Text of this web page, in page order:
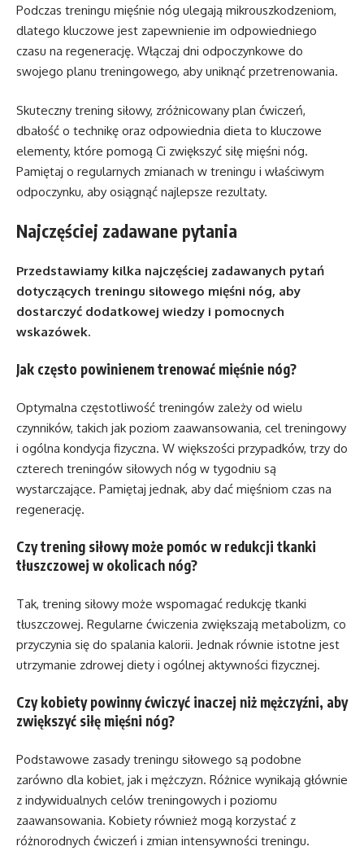
Podczas treningu mięśnie nóg ulegają mikrouszkodzeniom,
dlatego kluczowe jest zapewnienie im odpowiedniego
czasu na regenerację. Włączaj dni odpoczynkowe do
swojego planu treningowego, aby uniknąć przetrenowania.
Skuteczny trening siłowy, zróżnicowany plan ćwiczeń,
dbałość o technikę oraz odpowiednia dieta to kluczowe
elementy, które pomogą Ci zwiększyć siłę mięśni nóg.
Pamiętaj o regularnych zmianach w treningu i właściwym
odpoczynku, aby osiągnąć najlepsze rezultaty.
Najczęściej zadawane pytania
Przedstawiamy kilka najczęściej zadawanych pytań
dotyczących treningu siłowego mięśni nóg, aby
dostarczyć dodatkowej wiedzy i pomocnych
wskazówek.
Jak często powinienem trenować mięśnie nóg?
Optymalna częstotliwość treningów zależy od wielu
czynników, takich jak poziom zaawansowania, cel treningowy
i ogólna kondycja fizyczna. W większości przypadków, trzy do
czterech treningów siłowych nóg w tygodniu są
wystarczające. Pamiętaj jednak, aby dać mięśniom czas na
regenerację.
Czy trening siłowy może pomóc w redukcji tkanki
tłuszczowej w okolicach nóg?
Tak, trening siłowy może wspomagać redukcję tkanki
tłuszczowej. Regularne ćwiczenia zwiększają metabolizm, co
przyczynia się do spalania kalorii. Jednak równie istotne jest
utrzymanie zdrowej diety i ogólnej aktywności fizycznej.
Czy kobiety powinny ćwiczyć inaczej niż mężczyźni, aby
zwiększyć siłę mięśni nóg?
Podstawowe zasady treningu siłowego są podobne
zarówno dla kobiet, jak i mężczyzn. Różnice wynikają głównie
z indywidualnych celów treningowych i poziomu
zaawansowania. Kobiety również mogą korzystać z
różnorodnych ćwiczeń i zmian intensywności treningu.